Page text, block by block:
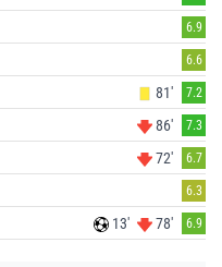
6.9
6.6
81' 7.2
86' 7.3
72' 6.7
6.3
13' 78' 6.9